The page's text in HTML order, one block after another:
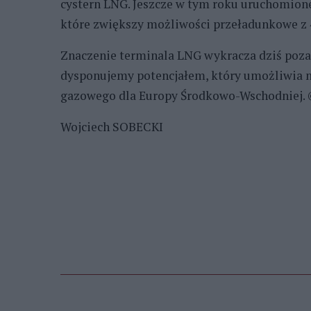
cystern LNG. Jeszcze w tym roku
które zwiększy możliwości przeładunkowe z
Znaczenie terminala LNG wykracza dziś
dysponujemy potencjałem, który umożliwia
gazowego dla Europy Środkowo-
Wojciech SOBECKI